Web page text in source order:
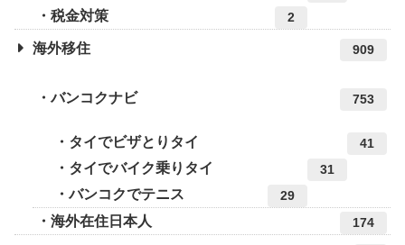
税金対策 2
海外移住 909
バンコクナビ 753
タイでビザとりタイ 41
タイでバイク乗りタイ 31
バンコクでテニス 29
海外在住日本人 174